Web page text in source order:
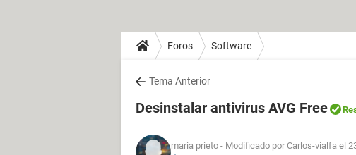
Foros Software
Tema Anterior
Desinstalar antivirus AVG Free
maria prieto - Modificado por Carlos-vialfa el